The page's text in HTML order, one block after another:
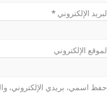
البريد الإلكتروني*
الموقع الإلكتروني
احفظ اسمي، بريدي الإلكتروني،